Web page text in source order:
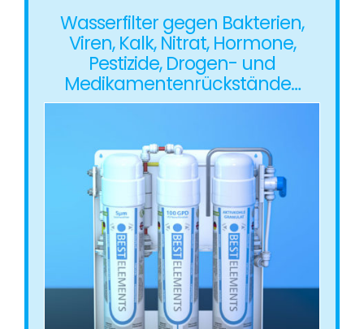
Wasserfilter gegen Bakterien,
Viren, Kalk, Nitrat, Hormone,
Pestizide, Drogen- und
Medikamentenrückstände…